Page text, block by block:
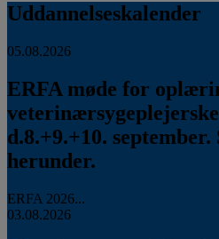
Uddannelseskalender
05.08.2026
ERFA møde for
d.8.+9.+10.
herunder.
ERFA 2026...
03.08.2026